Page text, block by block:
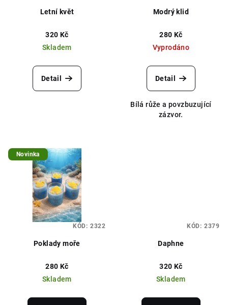
Letní květ
320 Kč
Skladem
Detail
Modrý klid
280 Kč
Vyprodáno
Detail
Bílá růže a povzbuzující
zázvor.
Novinka
Poklady moře
280 Kč
Skladem
KÓD: 2322
Daphne
320 Kč
Skladem
KÓD: 2379